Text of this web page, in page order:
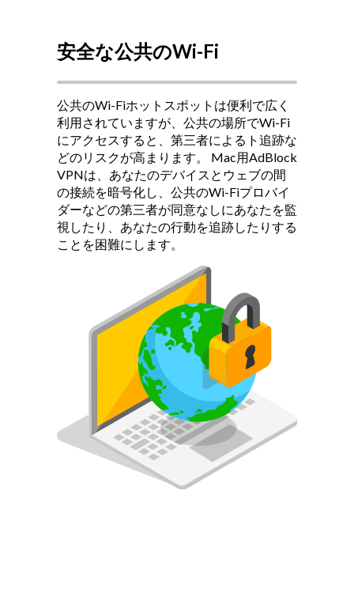
安全な公共のWi-Fi
公共のWi-Fiホットスポットは便利で広く
利用されていますが、公共の場所でWi-Fi
にアクセスすると、第三者によるト追跡な
どのリスクが高まります。
Mac用AdBlock
VPNは、あなたのデバイスとウェブの間
の接続を暗号化し、公共のWi-Fiプロバイ
ダーなどの第三者が同意なしにあなたを監
視したり、あなたの行動を追跡したりする
ことを困難にします。